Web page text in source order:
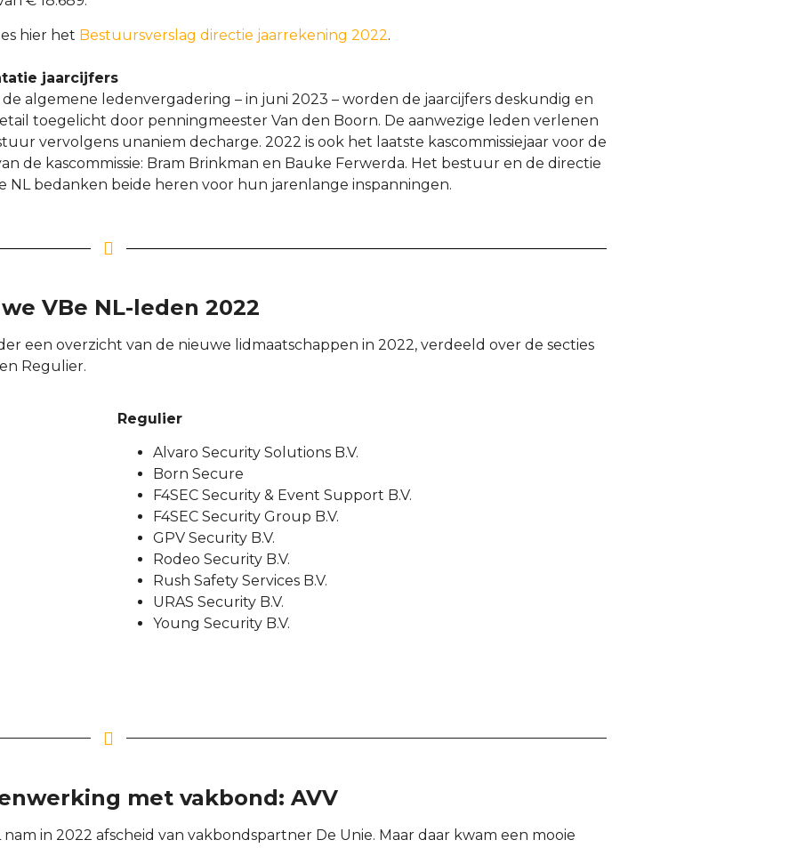
hier het Bestuursverslag directie jaarrekening 2022.
jaarcijfers
de algemene ledenvergadering – in juni 2023 – worden de jaarcijfers deskundig en
toegelicht door penningmeester Van den Boorn. De aanwezige leden verlenen
vervolgens unaniem decharge. 2022 is ook het laatste kascommissiejaar voor de
de kascommissie: Bram Brinkman en Bauke Ferwerda. Het bestuur en de directie
NL bedanken beide heren voor hun jarenlange inspanningen.
VBe NL-leden 2022
een overzicht van de nieuwe lidmaatschappen in 2022, verdeeld over de secties
Regulier.
Regulier
Alvaro Security Solutions B.V.
Born Secure
F4SEC Security & Event Support B.V.
F4SEC Security Group B.V.
GPV Security B.V.
Rodeo Security B.V.
Rush Safety Services B.V.
URAS Security B.V.
Young Security B.V.
met vakbond: AVV
nam in 2022 afscheid van vakbondspartner De Unie. Maar daar kwam een mooie